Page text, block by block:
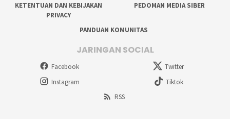
KETENTUAN DAN KEBIJAKAN
PRIVACY
PEDOMAN MEDIA SIBER
PANDUAN KOMUNITAS
JARINGAN SOCIAL
Facebook
Twitter
Instagram
Tiktok
RSS